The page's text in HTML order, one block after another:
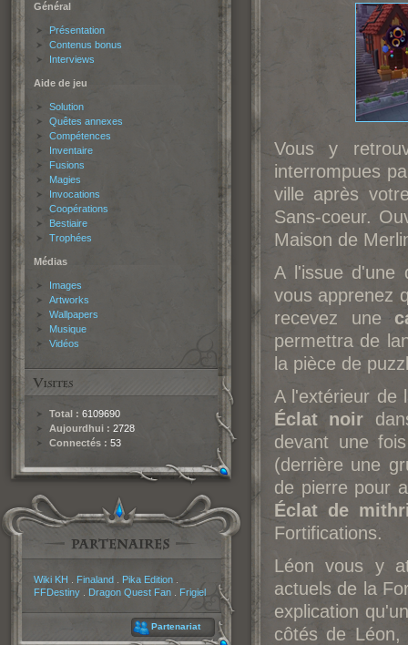
Général
Présentation
Contenus bonus
Interviews
Aide de jeu
Solution
Quêtes annexes
Compétences
Inventaire
Fusions
Magies
Invocations
Coopérations
Bestiaire
Trophées
Médias
Images
Artworks
Wallpapers
Musique
Vidéos
Total : 6109690
Aujourdhui : 2728
Connectés : 53
Wiki KH Finaland Pika Edition
FFDestiny
Dragon Quest Fan Frigiel
Partenariat
Vous y
interrompues
ville après
Sans-coeur.
Maison de
A l'issue d'une
vous apprenez
recevez une
permettra de
la pièce de
A l'extérieur de
Éclat noir
devant une
(derrière une
de pierre pour
Éclat de
Fortifications.
Léon vous y
actuels de la
explication
côtés de